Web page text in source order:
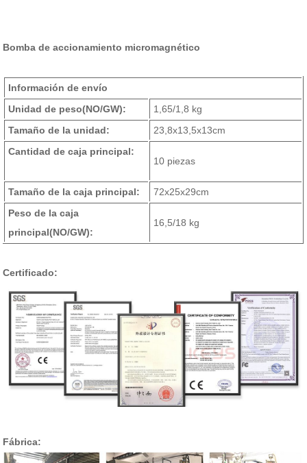
Bomba de accionamiento micromagnético
Información de envío
Unidad de peso(NO/GW):
1,65/1,8 kg
Tamaño de la unidad:
23,8x13,5x13cm
Cantidad de caja principal:
10 piezas
Tamaño de la caja principal:
72x25x29cm
Peso de la caja
principal(NO/GW):
16,5/18 kg
Certificado:
Fábrica: